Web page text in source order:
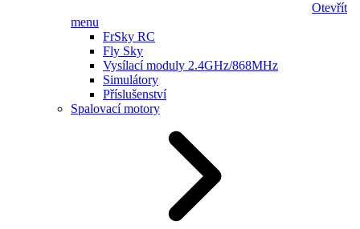
Otevřít
menu
FrSky RC
Fly Sky
Vysílací moduly 2.4GHz/868MHz
Simulátory
Příslušenství
Spalovací motory